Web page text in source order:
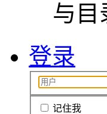
与目
登录
记住我